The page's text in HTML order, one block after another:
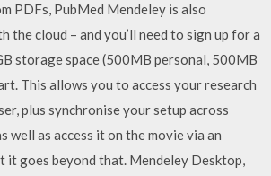
PDFs, PubMed Mendeley is also
the cloud – and you’ll need to sign up for a
storage space (500MB personal, 500MB
This allows you to access your research
plus synchronise your setup across
well as access it on the movie via an
it goes beyond that. Mendeley Desktop,